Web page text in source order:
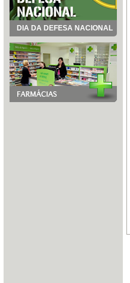
DIA DA DEFESA NACIONAL